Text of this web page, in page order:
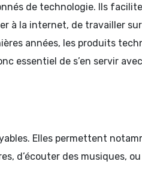
de technologie. Ils
à la internet, de travailler
années, les produits
essentiel de s’en servir
Elles permettent
d’écouter des musiques,